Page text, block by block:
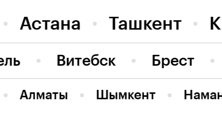
Астана Ташкент
Брест
Витебск
Алматы Шымкент